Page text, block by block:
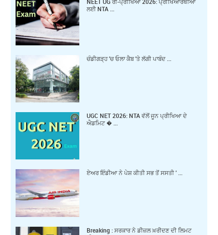
ਲਈ NTA ...
ਚੰਡੀਗੜ੍ਹ ’ਚ ਓਲਾ ਕੈਬ ’ਤੇ ਲੱਗੀ ਪਾਬੰਦ ...
UGC NET 2026: NTA ਵੱਲੋਂ ਜੂਨ ਪ੍ਰੀਖਿਆ ਦੇ
ਐਡਮਿਟ � ...
ਏਅਰ ਇੰਡੀਆ ਨੇ ਪੇਸ਼ ਕੀਤੀ ਸਭ ਤੋਂ ਸਸਤੀ ' ...
Breaking : ਸਰਕਾਰ ਨੇ ਡੀਜ਼ਲ ਖ਼ਰੀਦਣ ਦੀ ਲਿਮਟ